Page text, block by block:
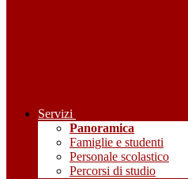
Servizi
Panoramica
Famiglie e studenti
Personale scolastico
Percorsi di studio